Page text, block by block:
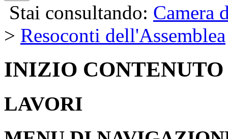
Stai consultando: Camera
> Resoconti dell'Assemblea
INIZIO CONTENUTO
LAVORI